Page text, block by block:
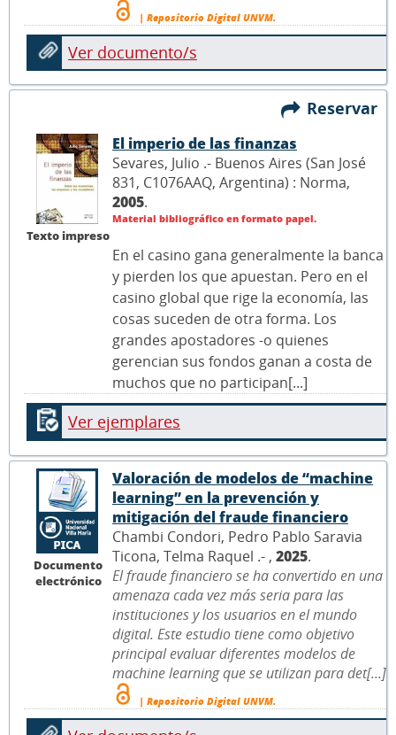
| Repositorio Digital UNVM.
Ver documento/s
Reservar
Texto impreso
El imperio de las finanzas
Sevares, Julio .- Buenos Aires (San José
831, C1076AAQ, Argentina) : Norma,
2005.
Material bibliográfico en formato papel.
En el casino gana generalmente la banca
y pierden los que apuestan. Pero en el
casino global que rige la economía, las
cosas suceden de otra forma. Los
grandes apostadores -o quienes
gerencian sus fondos ganan a costa de
muchos que no participan[...]
Ver ejemplares
Documento
electrónico
Valoración de modelos de “machine
learning” en la prevención y
mitigación del fraude financiero
Chambi Condori, Pedro Pablo Saravia
Ticona, Telma Raquel .- , 2025.
El fraude financiero se ha convertido en una
amenaza cada vez más seria para las
instituciones y los usuarios en el mundo
digital. Este estudio tiene como objetivo
principal evaluar diferentes modelos de
machine learning que se utilizan para det[...]
| Repositorio Digital UNVM.